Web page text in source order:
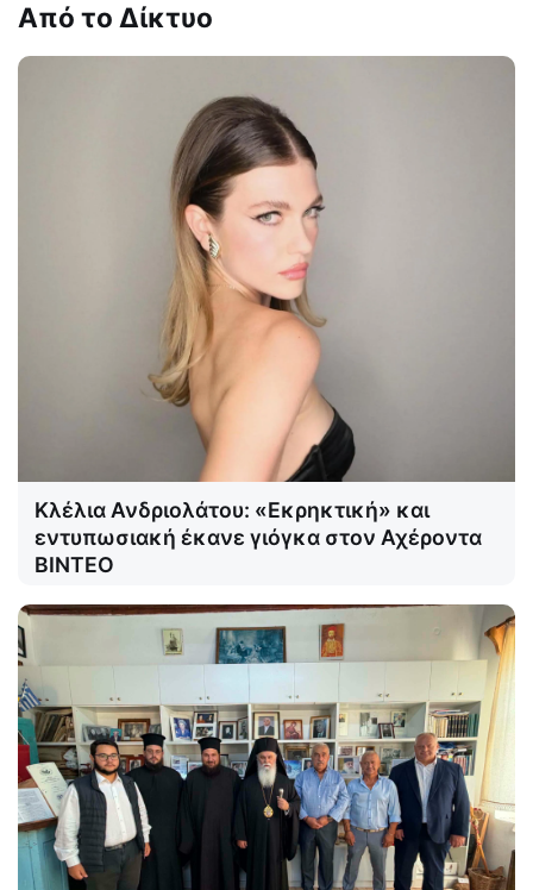
Από το Δίκτυο
Κλέλια Ανδριολάτου: «Εκρηκτική» και
εντυπωσιακή έκανε γιόγκα στον Αχέροντα
ΒΙΝΤΕΟ